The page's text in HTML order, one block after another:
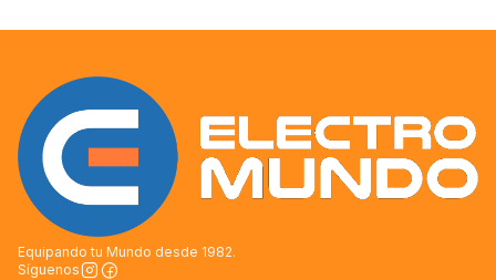
Equipando tu Mundo desde 1982.
Síguenos